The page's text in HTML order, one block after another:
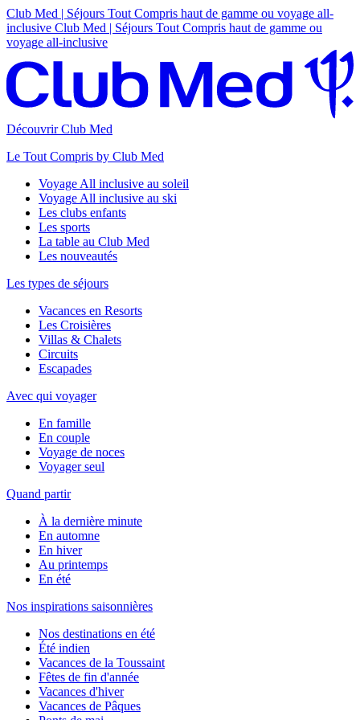
Club Med | Séjours Tout Compris haut de gamme ou voyage all-
inclusive Club Med | Séjours Tout Compris haut de gamme ou
voyage all-inclusive
Découvrir Club Med
Le Tout Compris by Club Med
Voyage All inclusive au soleil
Voyage All inclusive au ski
Les clubs enfants
Les sports
La table au Club Med
Les nouveautés
Les types de séjours
Vacances en Resorts
Les Croisières
Villas & Chalets
Circuits
Escapades
Avec qui voyager
En famille
En couple
Voyage de noces
Voyager seul
Quand partir
À la dernière minute
En automne
En hiver
Au printemps
En été
Nos inspirations saisonnières
Nos destinations en été
Été indien
Vacances de la Toussaint
Fêtes de fin d'année
Vacances d'hiver
Vacances de Pâques